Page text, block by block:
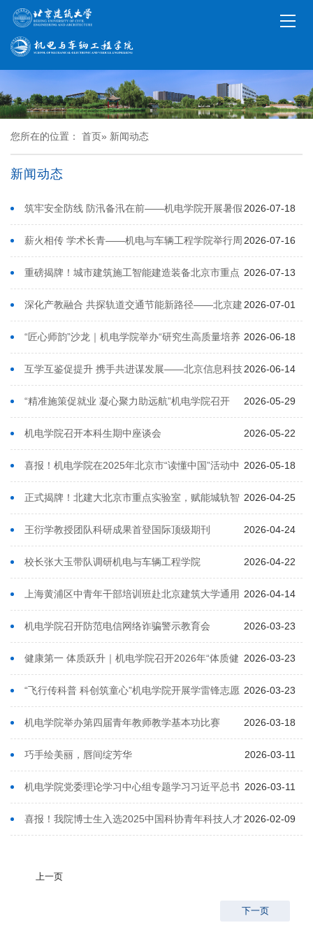
您所在的位置： 首页» 新闻动态
新闻动态
2026-07-18
筑牢安全防线 防汛备汛在前——机电学院开展暑假
前实验室安全检查与防汛部署工作 2026-07-16
薪火相传 学术长青——机电与车辆工程学院举行周
明、周惠兴老师学术荣休仪式 2026-07-13
重磅揭牌！城市建筑施工智能建造装备北京市重点
实验室落地北建大 2026-07-01
深化产教融合 共探轨道交通节能新路径——北京建
筑大学机电学院与福建城宇科技有限公司举行校企...2026-06-18
“匠心师韵”沙龙｜机电学院举办“研究生高质量培养
方法与实践”专题讲座 2026-06-14
互学互鉴促提升 携手共进谋发展——北京信息科技
大学机电工程学院赴我院调研交流 2026-05-29
“精准施策促就业 凝心聚力助远航”机电学院召开
2027届本科毕业生就业动员会 2026-05-22
机电学院召开本科生期中座谈会
2026-05-18
喜报！机电学院在2025年北京市“读懂中国”活动中
荣获佳绩 2026-04-25
正式揭牌！北建大北京市重点实验室，赋能城轨智
能运维创新发展 2026-04-24
王衍学教授团队科研成果首登国际顶级期刊
《Advanced science》 2026-04-22
校长张大玉带队调研机电与车辆工程学院
2026-04-14
上海黄浦区中青年干部培训班赴北京建筑大学通用
智能机器人训练场参观学习 2026-03-23
机电学院召开防范电信网络诈骗警示教育会
2026-03-23
健康第一 体质跃升｜机电学院召开2026年“体质健
康跃升行动”专项工作部署会 2026-03-23
“飞行传科普 科创筑童心”机电学院开展学雷锋志愿
服务活动 2026-03-18
机电学院举办第四届青年教师教学基本功比赛
2026-03-11
巧手绘美丽，唇间绽芳华
2026-03-11
机电学院党委理论学习中心组专题学习习近平总书
记视察北京重要讲话精神 2026-02-09
喜报！我院博士生入选2025中国科协青年科技人才
上一页
下一页